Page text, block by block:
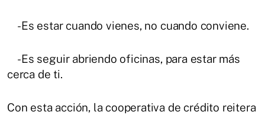
-Es estar cuando vienes, no cuando conviene.
-Es seguir abriendo oficinas, para estar más
cerca de ti.
Con esta acción, la cooperativa de crédito reitera